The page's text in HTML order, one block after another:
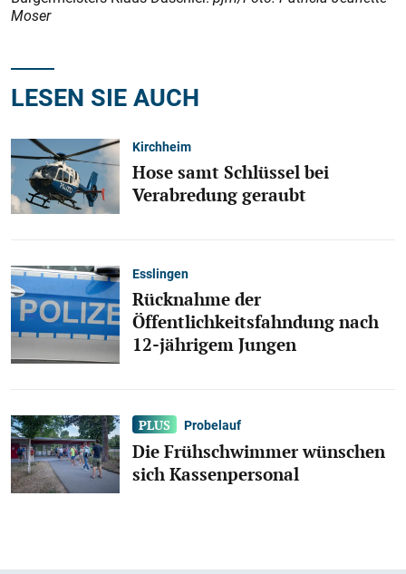
Moser
LESEN SIE AUCH
Kirchheim
Hose samt Schlüssel bei
Verabredung geraubt
Esslingen
Rücknahme der
Öffentlichkeitsfahndung nach
12-jährigem Jungen
Probelauf
Die Frühschwimmer wünschen
sich Kassenpersonal